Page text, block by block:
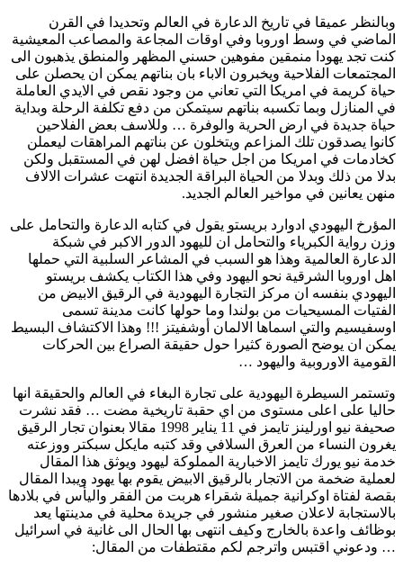
وبالنظر عميقا في تاريخ الدعارة في العالم وتحديدا في القرن
الماضي في وسط اوروبا وفي اوقات المجاعة والمصاعب المعيشية
كنت تجد يهودا منمقين مفوهين حسني المظهر والمنطق يذهبون الى
المجتمعات الفلاحية ويخبرون الاباء بان بناتهم يمكن ان يحصلن على
حياة كريمة في امريكا التي تعاني من وجود نقص في الايدي العاملة
في المنازل وبما تكسبه بناتهم سيتمكن من دفع تكلفة الرحلة وبداية
حياة جديدة في ارض الحرية والوفرة … وللاسف بعض الفلاحين
كانوا يصدقون تلك المزاعم ويتخلون عن بناتهم المراهقات ليعملن
كخادمات في امريكا من اجل حياة افضل لهن في المستقبل ولكن
بدلا من ذلك وبدلا من الحياة البراقة الجديدة انتهت عشرات الالاف
منهن يعانين في مواخير العالم الجديد.
المؤرخ اليهودي ادوارد بريستو يقول في كتابه الدعارة والتحامل على
وزن رواية الكبرياء والتحامل ان لليهود الدور الاكبر في شبكة
الدعارة العالمية وهذا هو السبب في المشاعر السلبية التي حملها
اهل اوروبا الشرقية نحو اليهود وفي هذا الكتاب يكشف بريستو
اليهودي بنفسه ان مركز التجارة اليهودية في الرقيق الابيض من
الفتيات المسيحيات من بولندا وما حولها كانت مدينة تسمى
اوسفيسيم والتي اسماها الالمان أوشفيتز !!! وهذا الاكتشاف البسيط
يمكن ان يوضح الصورة كثيرا حول حقيقة الصراع بين الحركات
القومية الاوروبية واليهود …
وتستمر السيطرة اليهودية على تجارة البغاء في العالم والحقيقة انها
حاليا على اعلى مستوى من اي حقبة تاريخية مضت … فقد نشرت
صحيفة نيو اورلينز تايمز في 11 يناير 1998 مقالا بعنوان تجار الرقيق
يغرون النساء من العرق السلافي وقد كتبه مايكل سبكتر ووزعته
خدمة نيو يورك تايمز الاخبارية المملوكة ليهود ويوثق هذا المقال
لعملية ضخمة من الاتجار بالرقيق الابيض يقوم بها يهود ويبدا المقال
بقصة لفتاة اوكرانية جميلة شقراء هربت من الفقر واليأس في بلادها
بالاستجابة لاعلان صغير منشور في جريدة محلية في مدينتها يعد
بوظائف واعدة بالخارج وكيف انتهى بها الحال الى غانية في اسرائيل
… ودعوني اقتبس واترجم لكم مقتطفات من المقال: